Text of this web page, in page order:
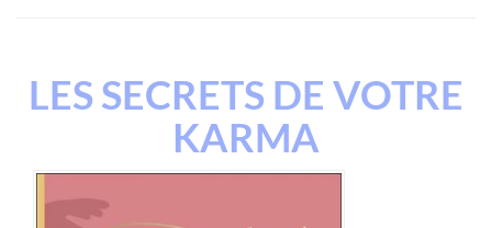
LES SECRETS DE VOTRE
KARMA